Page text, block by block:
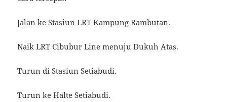
Jalan ke Stasiun LRT Kampung Rambutan.
Naik LRT Cibubur Line menuju Dukuh Atas.
Turun di Stasiun Setiabudi.
Turun ke Halte Setiabudi.